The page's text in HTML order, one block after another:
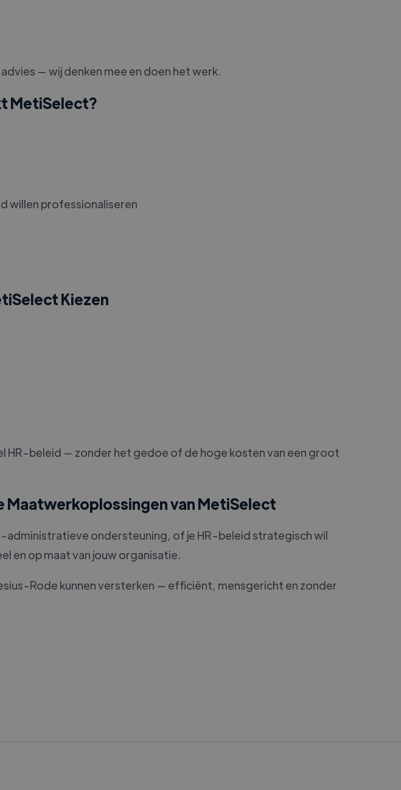
— wij denken mee en doen het werk.
MetiSelect?
willen professionaliseren
Kiezen
beleid — zonder het gedoe of de hoge kosten van een groot
Maatwerkoplossingen van MetiSelect
administratieve ondersteuning, of je HR-beleid strategisch wil
en op maat van jouw organisatie.
Rode kunnen versterken — efficiënt, mensgericht en zonder